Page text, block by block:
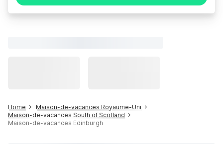
Home
Maison-de-vacances Royaume-Uni
Maison-de-vacances South of Scotland
Maison-de-vacances Edinburgh